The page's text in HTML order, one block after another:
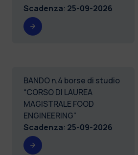
Scadenza: 25-09-2026
BANDO n.4 borse di studio
“CORSO DI LAUREA
MAGISTRALE FOOD
ENGINEERING”
Scadenza: 25-09-2026